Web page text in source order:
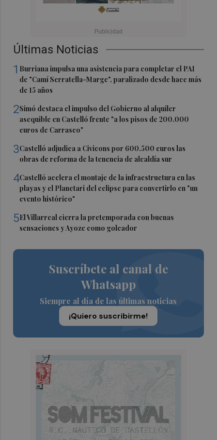
Últimas Noticias
1 Burriana impulsa una asistencia para completar el PAI
de "Camí Serratella-Marge", paralizado desde hace más
de 15 años
2Simó destaca el impulso del Gobierno al alquiler
asequible en Castelló frente "a los pisos de 200.000
euros de Carrasco"
3Castelló adjudica a Civicons por 600.500 euros las
obras de reforma de la tenencia de alcaldía sur
4Castelló acelera el montaje de la infraestructura en las
playas y el Planetari del eclipse para convertirlo en "un
evento histórico"
5El Villarreal cierra la pretemporada con buenas
sensaciones y Ayoze como goleador
Suscríbete al canal de
Whatsapp
Siempre al día de las últimas noticias
¡Quiero suscribirme!